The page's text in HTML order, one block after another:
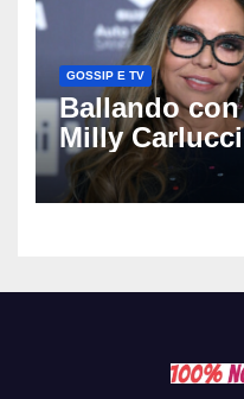
GOSSIP E TV
Ballando con
Milly
colpo: tra i
Muti e